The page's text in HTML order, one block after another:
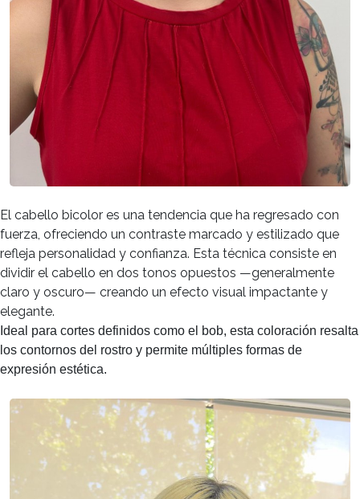
El cabello bicolor es una tendencia que ha regresado con
fuerza, ofreciendo un contraste marcado y estilizado que
refleja personalidad y confianza. Esta técnica consiste en
dividir el cabello en dos tonos opuestos —generalmente
claro y oscuro— creando un efecto visual impactante y
elegante.
Ideal para cortes definidos como el bob, esta coloración resalta
los contornos del rostro y permite múltiples formas de
expresión estética.